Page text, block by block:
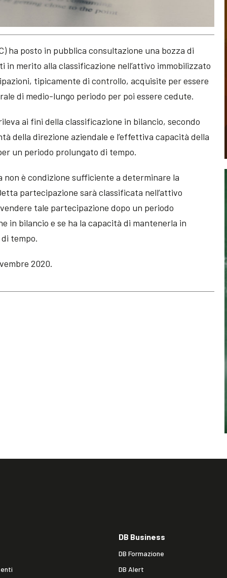
ha posto in pubblica consultazione una bozza di
merito alla classificazione nell’attivo immobilizzato
tipicamente di controllo, acquisite per essere
di medio-lungo periodo per poi essere cedute.
ai fini della classificazione in bilancio, secondo
della direzione aziendale e l’effettiva capacità della
un periodo prolungato di tempo.
è condizione sufficiente a determinare la
partecipazione sarà classificata nell’attivo
tale partecipazione dopo un periodo
in bilancio e se ha la capacità di mantenerla in
tempo.
2020.
DB Business
DB Formazione
DB Alert